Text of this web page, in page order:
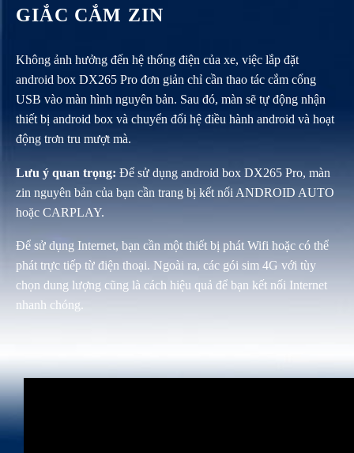
GIẮC CẮM ZIN
Không ảnh hưởng đến hệ thống điện của xe, việc lắp đặt
android box DX265 Pro đơn giản chỉ cần thao tác cắm cổng
USB vào màn hình nguyên bản. Sau đó, màn sẽ tự động nhận
thiết bị android box và chuyển đổi hệ điều hành android và hoạt
động trơn tru mượt mà.
Lưu ý quan trọng: Để sử dụng android box DX265 Pro, màn
zin nguyên bản của bạn cần trang bị kết nối ANDROID AUTO
hoặc CARPLAY.
Để sử dụng Internet, bạn cần một thiết bị phát Wifi hoặc có thể
phát trực tiếp từ điện thoại. Ngoài ra, các gói sim 4G với tùy
chọn dung lượng cũng là cách hiệu quả để bạn kết nối Internet
nhanh chóng.